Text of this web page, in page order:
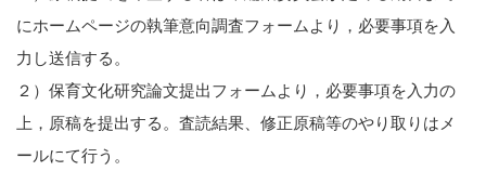
にホームページの執筆意向調査フォームより，必要事項を入
力し送信する。
２）保育文化研究論文提出フォームより，必要事項を入力の
上，原稿を提出する。査読結果、修正原稿等のやり取りはメ
ールにて行う。